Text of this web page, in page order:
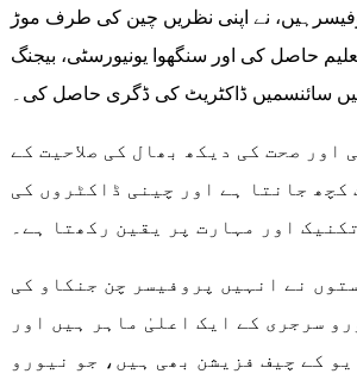
نے اپنی نظریں چین کی طرف موڑ
حاصل کی اور سنگھوا یونیورسٹی، بیجنگ
سائنسمیں ڈاکٹریٹ کی ڈگری حاصل کی۔
اور صحت کی دیکھ بھال کی صلاحیت کے
کچھ جانتا ہے اور چینی ڈاکٹروں کی
تکنیک اور مہارت پر یقین رکھتا ہے۔
نے انہیں پروفیسر چن جنکاو کی
سرجری کے ایک اعلیٰ ماہر ہیں اور
کے چیف فزیشن بھی ہیں، جو نیورو